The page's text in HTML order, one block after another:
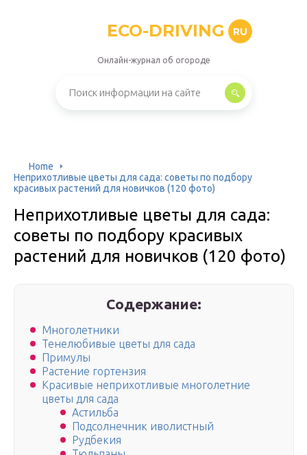
ECO-DRIVING RU
Онлайн-журнал об огороде
Home
Неприхотливые цветы для сада: советы по подбору
красивых растений для новичков (120 фото)
Неприхотливые цветы для сада:
советы по подбору красивых
растений для новичков (120 фото)
Содержание:
Многолетники
Тенелюбивые цветы для сада
Примулы
Растение гортензия
Красивые неприхотливые многолетние
цветы для сада
Астильба
Подсолнечник иволистный
Рудбекия